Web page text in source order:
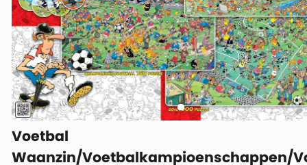
Voetbal
Waanzin/Voetbalkampioenschappen/